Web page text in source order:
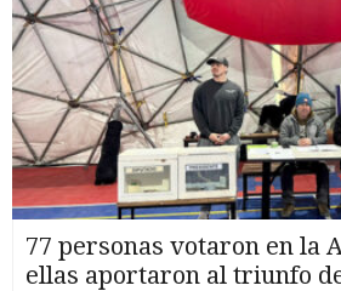
77 personas votaron en la
ellas aportaron al triunfo